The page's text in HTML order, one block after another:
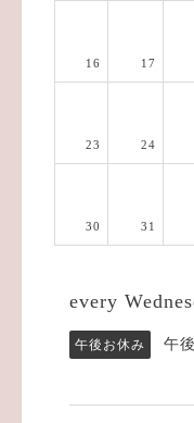
16 17
23 24
30 31
every
午後お休み 午